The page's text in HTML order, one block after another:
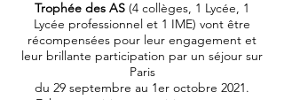
Trophée des AS (4 collèges, 1 Lycée, 1
Lycée professionnel et 1 IME) vont être
récompensées pour leur engagement et
leur brillante participation par un séjour sur
Paris
du 29 septembre au 1er octobre 2021.